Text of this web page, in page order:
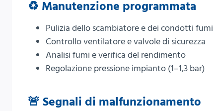
♻️ Manutenzione programmata
Pulizia dello scambiatore e dei condotti fumi
Controllo ventilatore e valvole di sicurezza
Analisi fumi e verifica del rendimento
Regolazione pressione impianto (1–1,3 bar)
🚨 Segnali di malfunzionamento